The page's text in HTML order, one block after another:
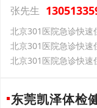
张先生
北京301医院急诊快速
北京301医院急诊快速
北京301医院急诊快速
东莞凯泽体检